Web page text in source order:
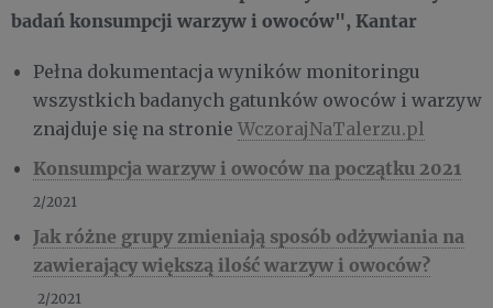
badań konsumpcji warzyw i owoców", Kantar
Pełna dokumentacja wyników monitoringu
wszystkich badanych gatunków owoców i warzyw
znajduje się na stronie WczorajNaTalerzu.pl
Konsumpcja warzyw i owoców na początku 2021
2/2021
Jak różne grupy zmieniają sposób odżywiania na
zawierającywiększą ilość warzyw i owoców?
2/2021